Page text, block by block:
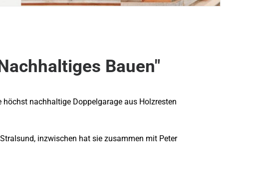
Bauen"
höchst nachhaltige Doppelgarage aus Holzresten
inzwischen hat sie zusammen mit Peter